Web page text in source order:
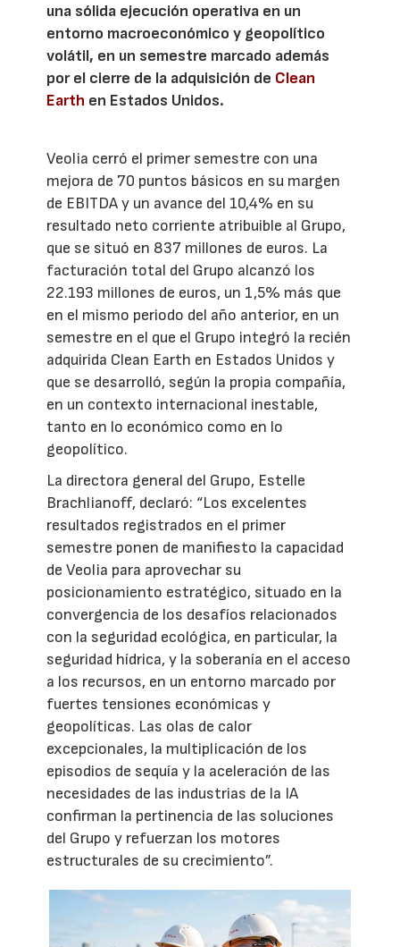
una sólida ejecución operativa en un
entorno macroeconómico y geopolítico
volátil, en un semestre marcado además
por el cierre de la adquisición de Clean
Earth en Estados Unidos.
Veolia cerró el primer semestre con una
mejora de 70 puntos básicos en su margen
de EBITDA y un avance del 10,4% en su
resultado neto corriente atribuible al Grupo,
que se situó en 837 millones de euros. La
facturación total del Grupo alcanzó los
22.193 millones de euros, un 1,5% más que
en el mismo periodo del año anterior, en un
semestre en el que el Grupo integró la recién
adquirida Clean Earth en Estados Unidos y
que se desarrolló, según la propia compañía,
en un contexto internacional inestable,
tanto en lo económico como en lo
geopolítico.
La directora general del Grupo, Estelle
Brachlianoff, declaró: “Los excelentes
resultados registrados en el primer
semestre ponen de manifiesto la capacidad
de Veolia para aprovechar su
posicionamiento estratégico, situado en la
convergencia de los desafíos relacionados
con la seguridad ecológica, en particular, la
seguridad hídrica, y la soberanía en el acceso
a los recursos, en un entorno marcado por
fuertes tensiones económicas y
geopolíticas. Las olas de calor
excepcionales, la multiplicación de los
episodios de sequía y la aceleración de las
necesidades de las industrias de la IA
confirman la pertinencia de las soluciones
del Grupo y refuerzan los motores
estructurales de su crecimiento”.